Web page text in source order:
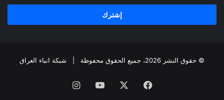
الإلكتروني
© حقوق النشر 2026، جميع الحقوق محفوظة | شبكة انباء العراق
فيسبوك ‫YouTubeانستقرام